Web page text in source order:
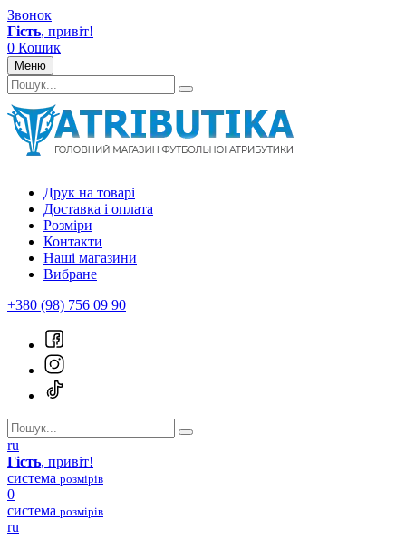
Звонок
Гість, привіт!
0 Кошик
Меню
Друк на товарі
Доставка і оплата
Розміри
Контакти
Наші магазини
Вибране
+380 (98) 756 09 90
ru
Гість, привіт!
система розмірів
0
система розмірів
ru